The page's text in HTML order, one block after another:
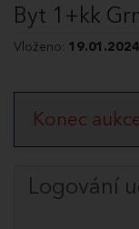
Byt 1+kk
Vloženo:
Konec
Logování